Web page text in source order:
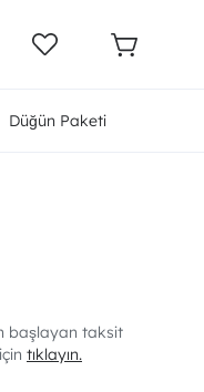
Düğün Paketi
başlayan taksit
tıklayın.